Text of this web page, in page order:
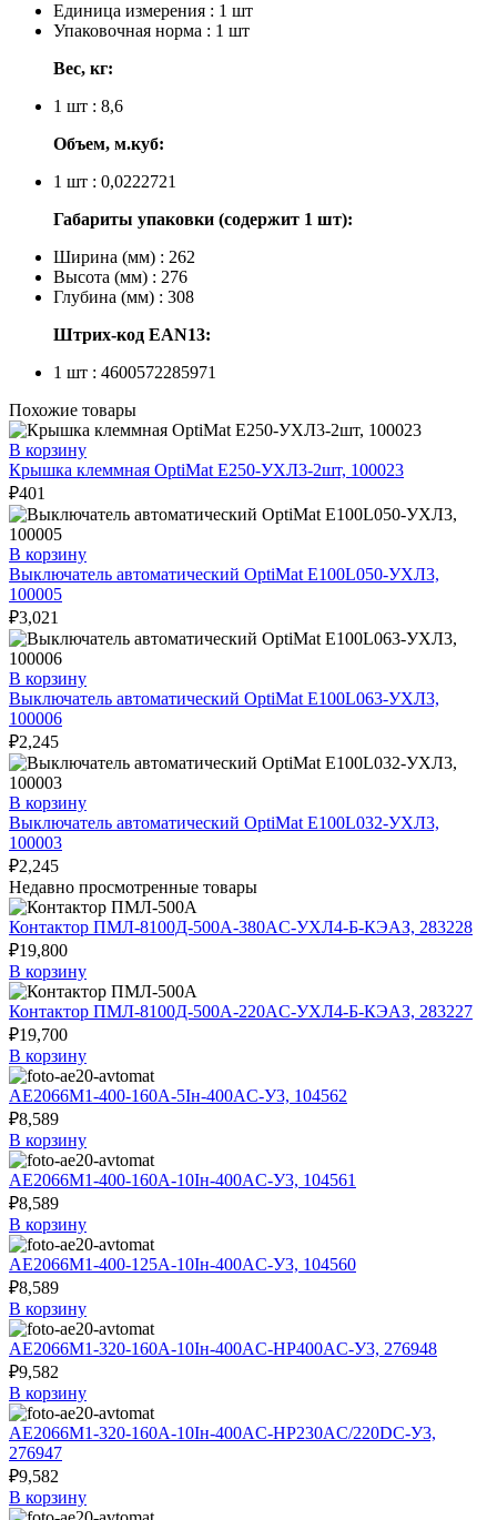
Единица измерения : 1 шт
Упаковочная норма : 1 шт
Вес, кг:
1 шт : 8,6
Объем, м.куб:
1 шт : 0,0222721
Габариты упаковки (содержит 1 шт):
Ширина (мм) : 262
Высота (мм) : 276
Глубина (мм) : 308
Штрих-код EAN13:
1 шт : 4600572285971
Похожие товары
В корзину
Крышка клеммная OptiMat E250-УХЛ3-2шт, 100023
₽401
В корзину
Выключатель автоматический OptiMat E100L050-УХЛ3,
100005
₽3,021
В корзину
Выключатель автоматический OptiMat E100L063-УХЛ3,
100006
₽2,245
В корзину
Выключатель автоматический OptiMat E100L032-УХЛ3,
100003
₽2,245
Недавно просмотренные товары
Контактор ПМЛ-8100Д-500А-380AC-УХЛ4-Б-КЭАЗ, 283228
₽19,800
В корзину
Контактор ПМЛ-8100Д-500А-220AC-УХЛ4-Б-КЭАЗ, 283227
₽19,700
В корзину
АЕ2066М1-400-160А-5Iн-400AC-У3, 104562
₽8,589
В корзину
АЕ2066М1-400-160А-10Iн-400AC-У3, 104561
₽8,589
В корзину
АЕ2066М1-400-125А-10Iн-400AC-У3, 104560
₽8,589
В корзину
АЕ2066М1-320-160А-10Iн-400AC-НР400AC-У3, 276948
₽9,582
В корзину
АЕ2066М1-320-160А-10Iн-400AC-НР230AC/220DC-У3,
276947
₽9,582
В корзину